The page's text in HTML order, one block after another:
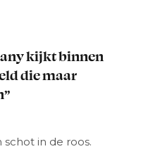
kijkt binnen
die maar
schot in de roos.